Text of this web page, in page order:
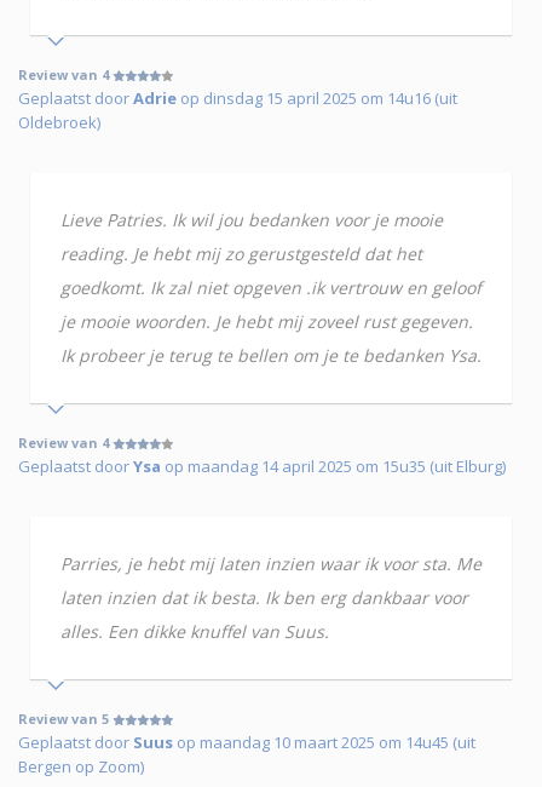
Review van 4
Geplaatst doorAdrie op dinsdag 15 april 2025 om 14u16 (uit
Oldebroek)
Lieve Patries. Ik wil jou bedanken voor je mooie
reading. Je hebt mij zo gerustgesteld dat het
goedkomt. Ik zal niet opgeven .ik vertrouw en geloof
je mooie woorden. Je hebt mij zoveel rust gegeven.
Ik probeer je terug te bellen om je te bedanken Ysa.
Review van 4
Geplaatst doorYsa op maandag 14 april 2025 om 15u35 (uit Elburg)
Parries, je hebt mij laten inzien waar ik voor sta. Me
laten inzien dat ik besta. Ik ben erg dankbaar voor
alles. Een dikke knuffel van Suus.
Review van 5
Geplaatst door Suus op maandag 10 maart 2025 om 14u45 (uit
Bergen op Zoom)